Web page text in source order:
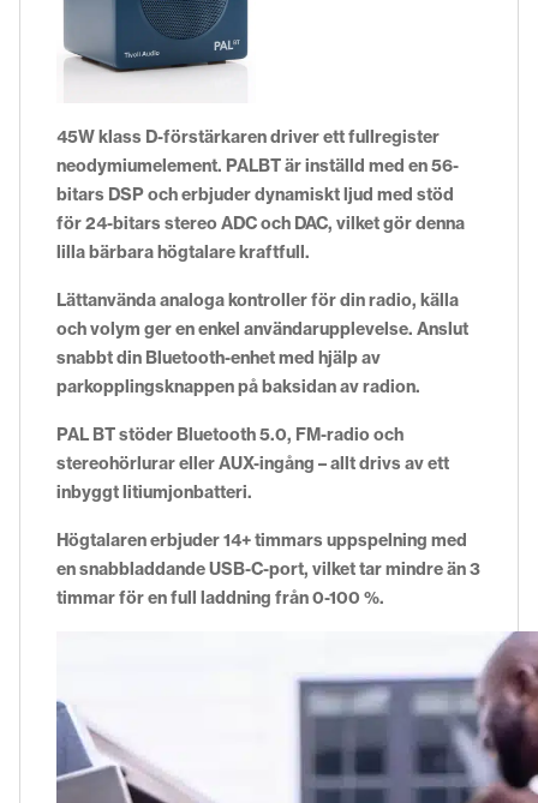
45W klass D-förstärkaren driver ett fullregister
neodymiumelement. PALBT är inställd med en 56-
bitars DSP och erbjuder dynamiskt ljud med stöd
för 24-bitars stereo ADC och DAC, vilket gör denna
lilla bärbara högtalare kraftfull.
Lättanvända analoga kontroller för din radio, källa
och volym ger en enkel användarupplevelse. Anslut
snabbt din Bluetooth-enhet med hjälp av
parkopplingsknappen på baksidan av radion.
PAL BT stöder Bluetooth 5.0, FM-radio och
stereohörlurar eller AUX-ingång – allt drivs av ett
inbyggt litiumjonbatteri.
Högtalaren erbjuder 14+ timmars uppspelning med
en snabbladdande USB-C-port, vilket tar mindre än 3
timmar för en full laddning från 0-100 %.